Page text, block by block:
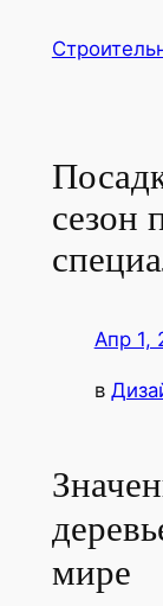
сезон
Апр 1,
в
мире